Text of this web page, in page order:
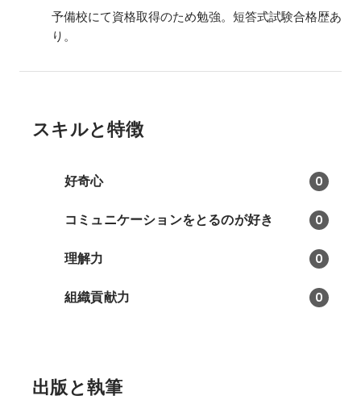
予備校にて資格取得のため勉強。短答式試験合格歴あ
り。
スキルと特徴
好奇心 0
コミュニケーションをとるのが好き 0
理解力 0
組織貢献力 0
出版と執筆